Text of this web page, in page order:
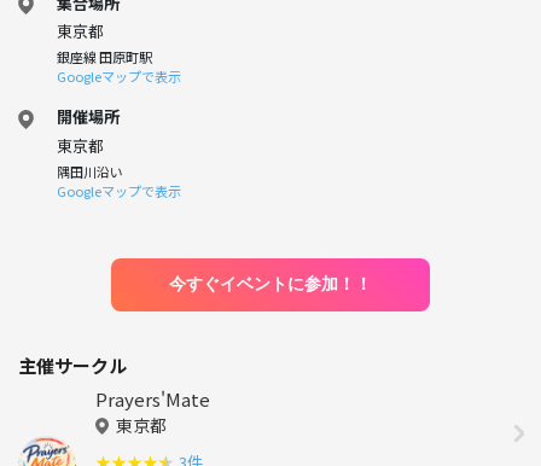
東京都
銀座線 田原町駅
Googleマップで表示
開催場所
東京都
隅田川沿い
Googleマップで表示
今すぐイベントに参加！！
主催サークル
Prayers'Mate
東京都